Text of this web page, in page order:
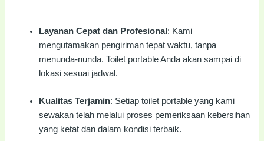
Layanan Cepat dan Profesional : Kami
mengutamakan pengiriman tepat waktu, tanpa
menunda-nunda. Toilet portable Anda akan sampai di
lokasi sesuai jadwal.
Kualitas Terjamin: Setiap toilet portable yang kami
sewakan telah melalui proses pemeriksaan kebersihan
yang ketat dan dalam kondisi terbaik.